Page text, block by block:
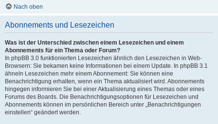
Nach oben
Abonnements und Lesezeichen
Was ist der Unterschied zwischen einem Lesezeichen und einem
Abonnements für ein Thema oder Forum?
In phpBB 3.0 funktionierten Lesezeichen ähnlich den Lesezeichen in Web-
Browsern: Sie bekamen keine Informationen bei einem Update. In phpBB 3.1
ähneln Lesezeichen mehr einem Abonnement: Sie können eine
Benachrichtigung erhalten, wenn ein Thema aktualisiert wird. Abonnements
hingegen informieren Sie bei einer Aktualisierung eines Themas oder eines
Forums des Boards. Die Benachrichtigungsoptionen für Lesezeichen und
Abonnements können im persönlichen Bereich unter „Benachrichtigungen
einstellen“ geändert werden.